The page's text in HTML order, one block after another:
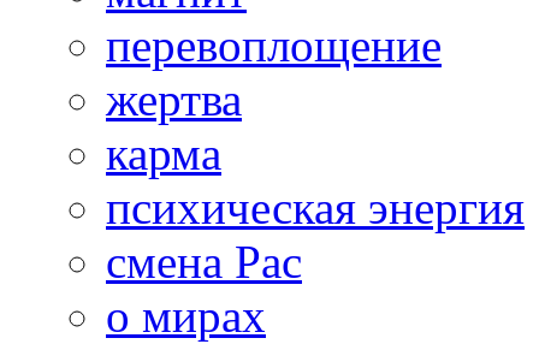
перевоплощение
жертва
карма
психическая энергия
смена Рас
о мирах